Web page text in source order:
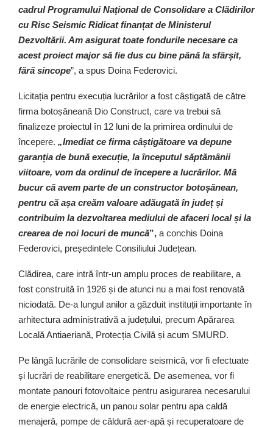
cadrul Programului Național de Consolidare a Clădirilor
cu Risc Seismic Ridicat finanțat de Ministerul
Dezvoltării. Am asigurat toate fondurile necesare ca
acest proiect major să fie dus cu bine până la sfârșit,
fără sincope”, a spus Doina Federovici.
Licitația pentru execuția lucrărilor a fost câștigată de către
firma botoșăneană Dio Construct, care va trebui să
finalizeze proiectul în 12 luni de la primirea ordinului de
începere. „Imediat ce firma câștigătoare va depune
garanția de bună execuție, la începutul săptămânii
viitoare, vom da ordinul de începere a lucrărilor. Mă
bucur că avem parte de un constructor botoșănean,
pentru că așa creăm valoare adăugată în județ și
contribuim la dezvoltarea mediului de afaceri local și la
crearea de noi locuri de muncă”, a conchis Doina
Federovici, președintele Consiliului Județean.
Clădirea, care intră într-un amplu proces de reabilitare, a
fost construită în 1926 și de atunci nu a mai fost renovată
niciodată. De-a lungul anilor a găzduit instituții importante în
arhitectura administrativă a județului, precum Apărarea
Locală Antiaeriană, Protecția Civilă și acum SMURD.
Pe lângă lucrările de consolidare seismică, vor fi efectuate
și lucrări de reabilitare energetică. De asemenea, vor fi
montate panouri fotovoltaice pentru asigurarea necesarului
de energie electrică, un panou solar pentru apa caldă
menajeră, pompe de căldură aer-apă și recuperatoare de